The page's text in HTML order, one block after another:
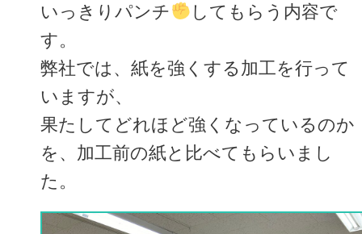
いっきりパンチ
してもらう内容で
す。
弊社では、紙を強くする加工を行って
いますが、
果たしてどれほど強くなっているのか
を、加工前の紙と比べてもらいまし
た。